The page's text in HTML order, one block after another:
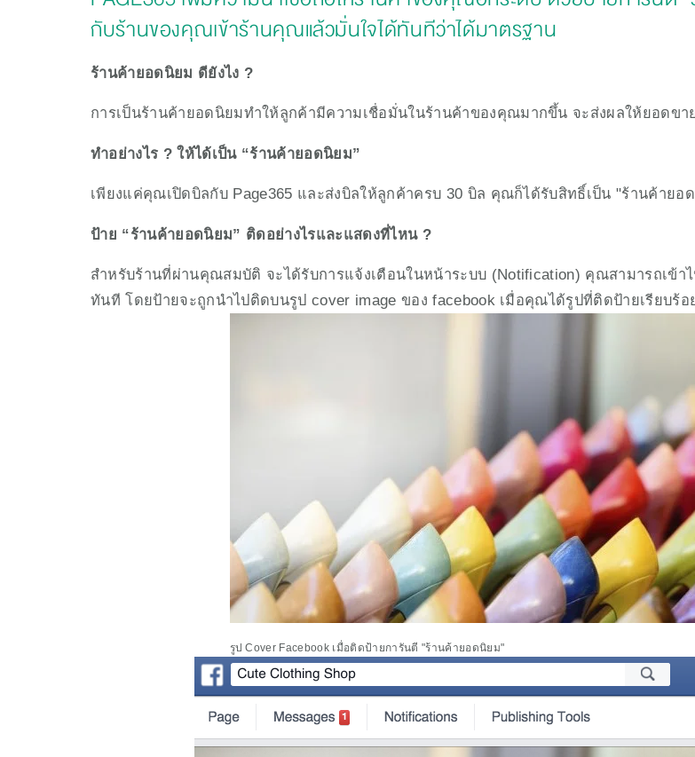
กับร้านของคุณเข้าร้านคุณแล้วมั่นใจได้ทันทีว่าได้มาตรฐาน
ร้านค้ายอดนิยม ดียังไง ?
การเป็นร้านค้ายอดนิยมทำให้ลูกค้ามีความเชื่อมั่นในร้านค้าของคุณมากขึ้น จะส่งผลให้ยอดข
ทำอย่างไร ? ให้ได้เป็น “ร้านค้ายอดนิยม”
เพียงแค่คุณเปิดบิลกับ Page365 และส่งบิลให้ลูกค้าครบ 30 บิล คุณก็ได้รับสิทธิ์เป็น "ร้านค้ายอ
ป้าย “ร้านค้ายอดนิยม” ติดอย่างไรและแสดงที่ไหน ?
สำหรับร้านที่ผ่านคุณสมบัติ จะได้รับการแจ้งเตือนในหน้าระบบ (Notification) คุณสามารถเข้
ทันที โดยป้ายจะถูกนำไปติดบนรูป cover image ของ facebook เมื่อคุณได้รูปที่ติดป้ายเรียบ
รูป Cover Facebook เมื่อติดป้ายการันตี "ร้านค้ายอดนิยม"